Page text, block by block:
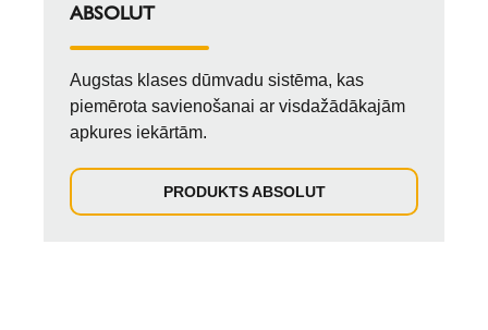
ABSOLUT
Augstas klases dūmvadu sistēma, kas
piemērota savienošanai ar visdažādākajām
apkures iekārtām.
PRODUKTS ABSOLUT